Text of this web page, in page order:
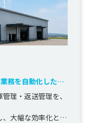
務を自動化した統
理・返送管理を、
大幅な効率化とミ